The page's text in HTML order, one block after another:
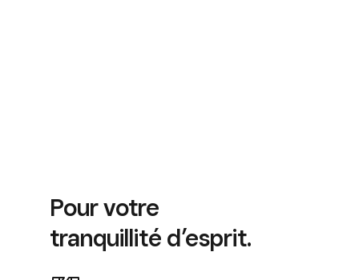
Pour votre
tranquillité d’esprit.